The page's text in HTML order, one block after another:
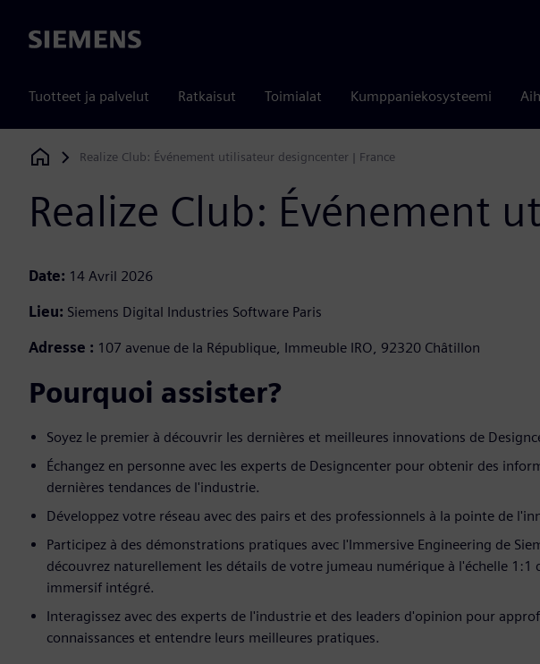
Siemens
Tuotteet ja palvelut Ratkaisut Toimialat Kumppaniekosysteemi
Siemens Digital Industries Software
Realize Club: Événement utilisateur designcenter | France
Realize Club: Événement
Date: 14 Avril 2026
Lieu: Siemens Digital Industries Software Paris
Adresse : 107 avenue de la République, Immeuble IRO, 92320 Châtillon
Pourquoi assister?
Soyez le premier à découvrir les dernières et meilleures innovations de
Échangez en personne avec les experts de Designcenter pour obtenir des
dernières tendances de l'industrie.
Développez votre réseau avec des pairs et des professionnels à la pointe de
Participez à des démonstrations pratiques avec l'Immersive Engineering de
découvrez naturellement les détails de votre jumeau numérique à l'échelle 1:1
immersif intégré.
Interagissez avec des experts de l'industrie et des leaders d'opinion pour
connaissances et entendre leurs meilleures pratiques.